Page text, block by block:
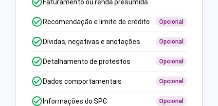
Faturamento ou renda presumida
Recomendação e limite de crédito Opcional
Dívidas, negativas e anotações Opcional
Detalhamento de protestos Opcional
Dados comportamentais Opcional
Informações do SPC Opcional